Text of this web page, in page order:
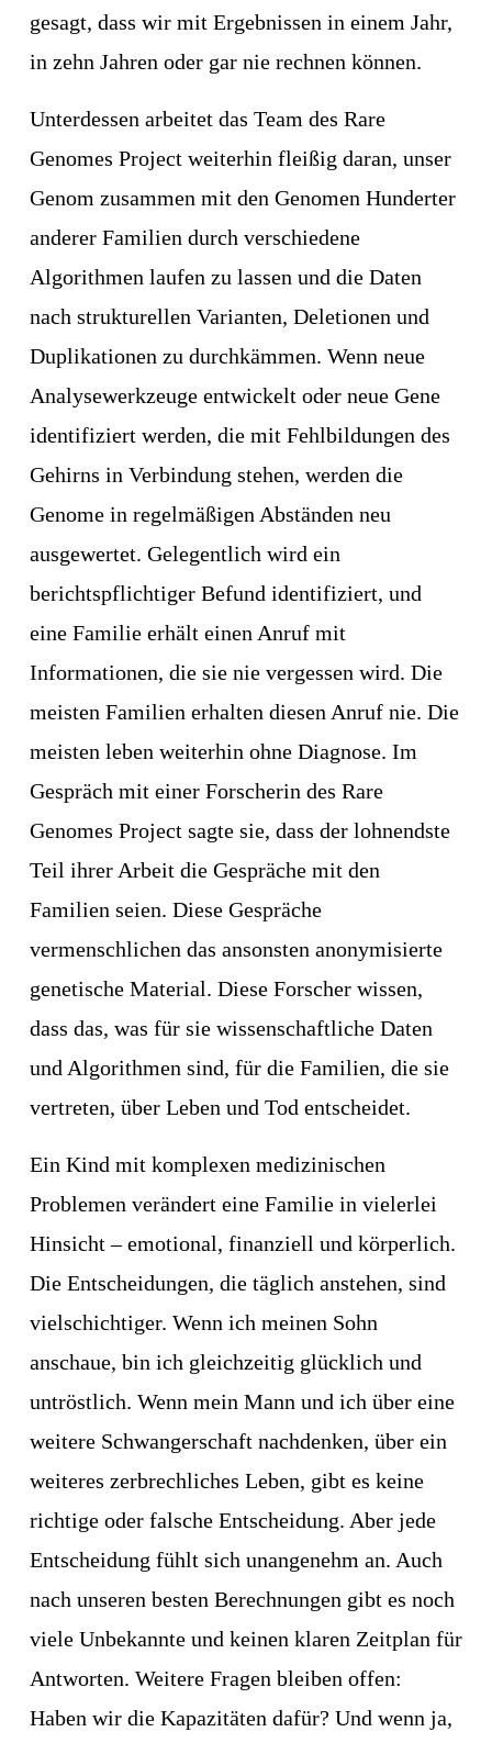
gesagt, dass wir mit Ergebnissen in einem Jahr,
in zehn Jahren oder gar nie rechnen können.
Unterdessen arbeitet das Team des Rare
Genomes Project weiterhin fleißig daran, unser
Genom zusammen mit den Genomen Hunderter
anderer Familien durch verschiedene
Algorithmen laufen zu lassen und die Daten
nach strukturellen Varianten, Deletionen und
Duplikationen zu durchkämmen. Wenn neue
Analysewerkzeuge entwickelt oder neue Gene
identifiziert werden, die mit Fehlbildungen des
Gehirns in Verbindung stehen, werden die
Genome in regelmäßigen Abständen neu
ausgewertet. Gelegentlich wird ein
berichtspflichtiger Befund identifiziert, und
eine Familie erhält einen Anruf mit
Informationen, die sie nie vergessen wird. Die
meisten Familien erhalten diesen Anruf nie. Die
meisten leben weiterhin ohne Diagnose. Im
Gespräch mit einer Forscherin des Rare
Genomes Project sagte sie, dass der lohnendste
Teil ihrer Arbeit die Gespräche mit den
Familien seien. Diese Gespräche
vermenschlichen das ansonsten anonymisierte
genetische Material. Diese Forscher wissen,
dass das, was für sie wissenschaftliche Daten
und Algorithmen sind, für die Familien, die sie
vertreten, über Leben und Tod entscheidet.
Ein Kind mit komplexen medizinischen
Problemen verändert eine Familie in vielerlei
Hinsicht – emotional, finanziell und körperlich.
Die Entscheidungen, die täglich anstehen, sind
vielschichtiger. Wenn ich meinen Sohn
anschaue, bin ich gleichzeitig glücklich und
untröstlich. Wenn mein Mann und ich über eine
weitere Schwangerschaft nachdenken, über ein
weiteres zerbrechliches Leben, gibt es keine
richtige oder falsche Entscheidung. Aber jede
Entscheidung fühlt sich unangenehm an. Auch
nach unseren besten Berechnungen gibt es noch
viele Unbekannte und keinen klaren Zeitplan für
Antworten. Weitere Fragen bleiben offen:
Haben wir die Kapazitäten dafür? Und wenn ja,